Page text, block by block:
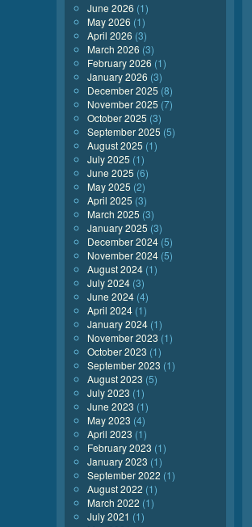
June 2026 (1)
May 2026 (1)
April 2026 (3)
March 2026 (3)
February 2026 (1)
January 2026 (3)
December 2025 (8)
November 2025 (7)
October 2025 (3)
September 2025 (5)
August 2025 (1)
July 2025 (1)
June 2025 (6)
May 2025 (2)
April 2025 (3)
March 2025 (3)
January 2025 (3)
December 2024 (5)
November 2024 (5)
August 2024 (1)
July 2024 (3)
June 2024 (4)
April 2024 (1)
January 2024 (1)
November 2023 (1)
October 2023 (1)
September 2023 (1)
August 2023 (5)
July 2023 (1)
June 2023 (1)
May 2023 (4)
April 2023 (1)
February 2023 (1)
January 2023 (1)
September 2022 (1)
August 2022 (1)
March 2022 (1)
July 2021 (1)